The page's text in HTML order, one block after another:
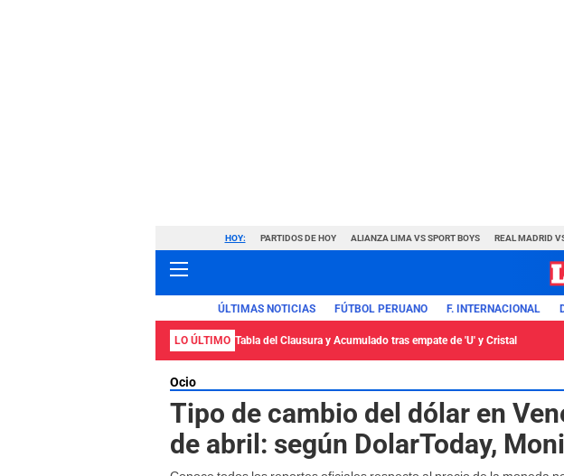
HOY: PARTIDOS DE HOY ALIANZA LIMA VS SPORT BOYS REAL MADRID
ÚLTIMAS NOTICIAS FÚTBOL PERUANO F. INTERNACIONAL
LO ÚLTIMO Tabla del Clausura y Acumulado tras empate de 'U' y Cristal
Ocio
Tipo de cambio del dólar en
de abril: según DolarToday,